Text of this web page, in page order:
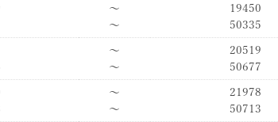
〜
〜
19450
50335
〜
〜
20519
50677
〜
〜
21978
50713